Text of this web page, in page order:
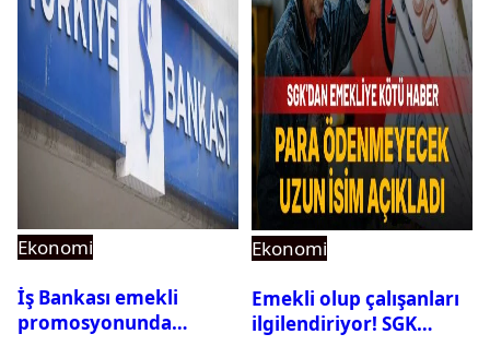
Ekonomi
İş Bankası emekli
promosyonunda
Ekonomi
Emekli olup çalışanları
ilgilendiriyor! SGK